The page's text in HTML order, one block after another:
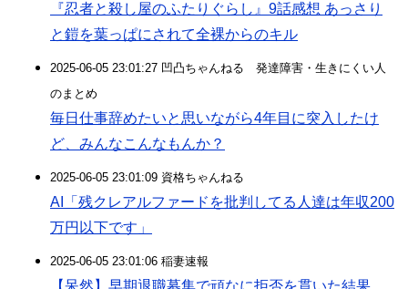
『忍者と殺し屋のふたりぐらし』9話感想 あっさり
と鎧を葉っぱにされて全裸からのキル
2025-06-05 23:01:27 凹凸ちゃんねる 発達障害・生きにくい人
のまとめ
毎日仕事辞めたいと思いながら4年目に突入したけ
ど、みんなこんなもんか？
2025-06-05 23:01:09 資格ちゃんねる
AI「残クレアルファードを批判してる人達は年収200
万円以下です」
2025-06-05 23:01:06 稲妻速報
【呆然】早期退職募集で頑なに拒否を貫いた結果